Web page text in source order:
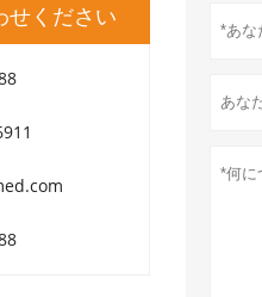
せください